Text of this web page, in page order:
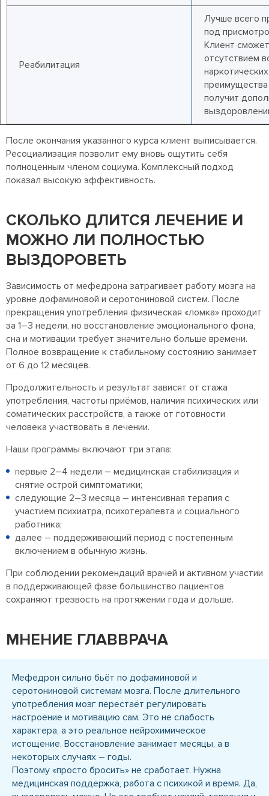
Реабилитация
Лучше всего
под
Клиент
отсутствием
получит
После окончания указанного курса клиент выписывается.
Ресоциализация позволит ему вновь ощутить себя
полноценным членом социума. Комплексный подход
показал высокую эффективность.
СКОЛЬКО ДЛИТСЯ ЛЕЧЕНИЕ И
МОЖНО ЛИ ПОЛНОСТЬЮ
ВЫЗДОРОВЕТЬ
Зависимость от мефедрона затрагивает работу мозга на
уровне дофаминовой и серотониновой систем. После
прекращения употребления физическая «ломка» проходит
за 1–3 недели, но восстановление эмоционального фона,
сна и мотивации требует значительно больше времени.
Полное возвращение к стабильному состоянию занимает
от 6 до 12 месяцев.
Продолжительность и результат зависят от стажа
употребления, частоты приёмов, наличия психических или
соматических расстройств, а также от готовности
человека участвовать в лечении.
Наши программы включают три этапа:
первые 2–4 недели – медицинская стабилизация и
снятие острой симптоматики;
следующие 2–3 месяца – интенсивная терапия с
участием психиатра, психотерапевта и социального
работника;
далее – поддерживающий период с постепенным
включением в обычную жизнь.
При соблюдении рекомендаций врачей и активном участии
в поддерживающей фазе большинство пациентов
сохраняют трезвость на протяжении года и дольше.
МНЕНИЕ ГЛАВВРАЧА
Мефедрон сильно бьёт по дофаминовой и
серотониновой системам мозга. После длительного
употребления мозг перестаёт регулировать
настроение и мотивацию сам. Это не слабость
характера, а это реальное нейрохимическое
истощение. Восстановление занимает месяцы, а в
некоторых случаях – годы.
Поэтому «просто бросить» не сработает. Нужна
медицинская поддержка, работа с психикой и время. Да,